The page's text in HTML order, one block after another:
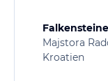
Majstora
Kroatien